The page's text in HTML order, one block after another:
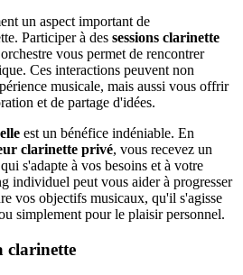
un aspect important de
Participer à des sessions clarinette
vous permet de rencontrer
Ces interactions peuvent non
musicale, mais aussi vous offrir
et de partage d'idées.
est un bénéfice indéniable. En
clarinette privé, vous recevez un
s'adapte à vos besoins et à votre
individuel peut vous aider à progresser
vos objectifs musicaux, qu'il s'agisse
simplement pour le plaisir personnel.
clarinette